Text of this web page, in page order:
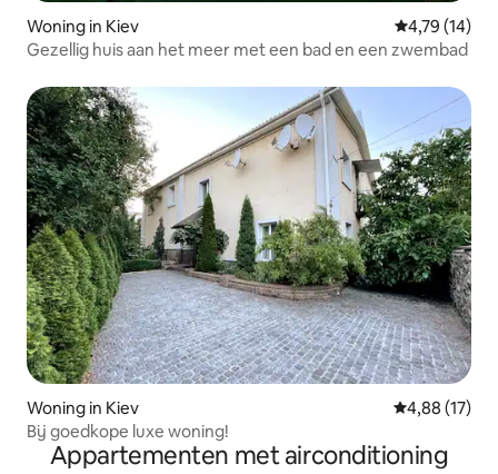
Woning in Kiev Gemiddelde
4,79 (14)
Gezellig huis aan het meer met een bad en een zwembad
Woning in Kiev Gemiddelde
4,88 (17)
Bij goedkope luxe woning!
Appartementen met airconditioning